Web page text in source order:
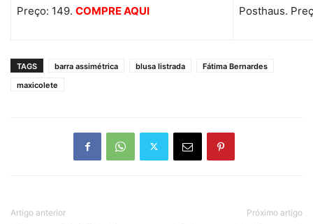
Preço: 149. COMPRE AQUI
Posthaus.
TAGS barra assimétrica blusa listrada
Fátima Bernardes
maxicolete
Artigo anterior Próximo artigo